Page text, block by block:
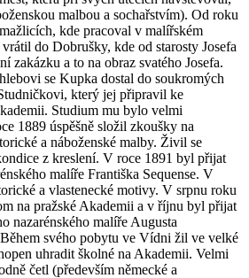
malbou a sochařstvím). Od roku
kde pracoval v malířském
do Dobrušky, kde od starosty Josefa
zakázku a to na obraz svatého Josefa.
se Kupka dostal do soukromých
který jej připravil ke
Studium mu bylo velmi
1889 úspěšně složil zkoušky na
a náboženské malby. Živil se
z kreslení. V roce 1891 byl přijat
malíře Františka Sequense. V
a vlastenecké motivy. V srpnu roku
na pražské Akademii a v říjnu byl přijat
nazarénského malíře Augusta
svého pobytu ve Vídni žil ve velké
uhradit školné na Akademii. Velmi
četl (především německé a